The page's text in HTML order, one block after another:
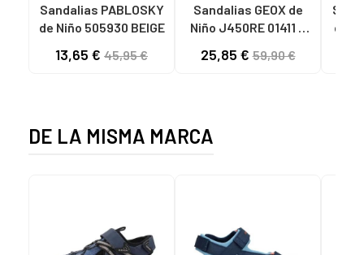
Sandalias PABLOSKY
de Niño 505930 BEIGE
13,65 € 45,95 €
Sandalias GEOX de
Niño J450RE 01411 J
NAVY C4228
25,85 €59,90 €
DE LA MISMA MARCA